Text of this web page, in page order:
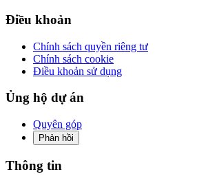
Điều khoản
Chính sách quyền riêng tư
Chính sách cookie
Điều khoản sử dụng
Ủng hộ dự án
Quyên góp
Phản hồi
Thông tin